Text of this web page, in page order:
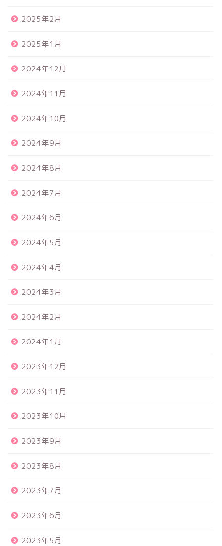
2025年2月
2025年1月
2024年12月
2024年11月
2024年10月
2024年9月
2024年8月
2024年7月
2024年6月
2024年5月
2024年4月
2024年3月
2024年2月
2024年1月
2023年12月
2023年11月
2023年10月
2023年9月
2023年8月
2023年7月
2023年6月
2023年5月